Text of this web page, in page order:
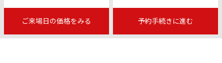
ご来場日の価格をみる 予約手続きに進む